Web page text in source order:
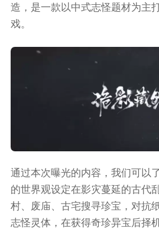
造，是一款以中式志怪题材为主
戏。
通过本次曝光的内容，我们可以
的世界观设定在影灾蔓延的古代
村、废庙、古宅搜寻珍宝，对抗
志怪灵体，在获得奇珍异宝后择